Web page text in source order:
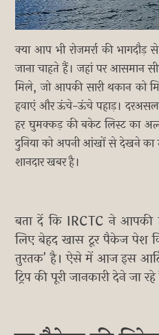
क्या आप भी रोजमर्रा की
जाना चाहते हैं। जहां पर आसमान
मिले, जो आपकी सारी थकान को
हवाएं और ऊंचे-ऊंचे पहाड़।
हर घुमक्कड़ की बकेट लिस्ट का
दुनिया को अपनी आंखों से देखने
शानदार खबर है।
बता दें कि IRCTC ने आपकी
लिए बेहद खास टूर पैकेज पेश
तुरतक' है। ऐसे में आज इस
ट्रिप की पूरी जानकारी देने जा रहे